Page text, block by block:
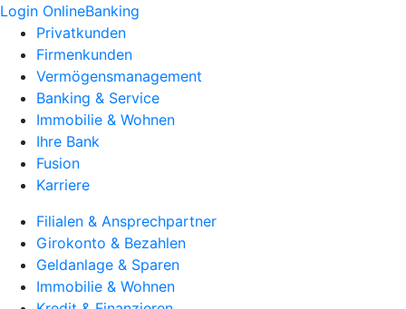
Login OnlineBanking
Privatkunden
Firmenkunden
Vermögensmanagement
Banking & Service
Immobilie & Wohnen
Ihre Bank
Fusion
Karriere
Filialen & Ansprechpartner
Girokonto & Bezahlen
Geldanlage & Sparen
Immobilie & Wohnen